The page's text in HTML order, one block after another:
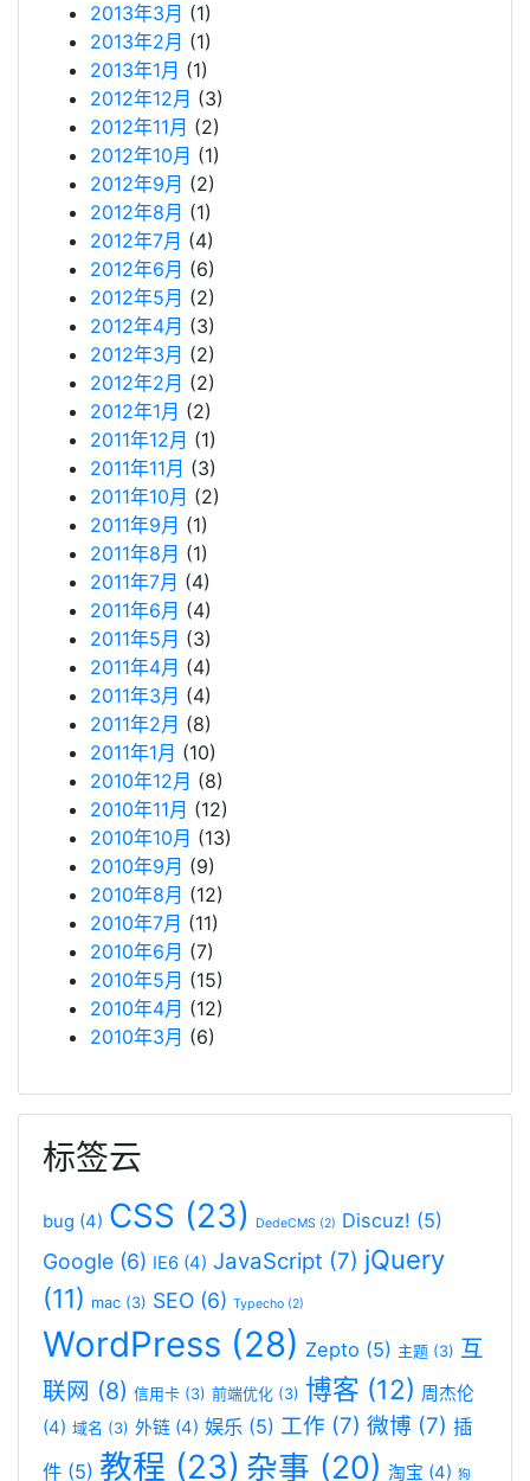
2013年3月 (1)
2013年2月 (1)
2013年1月 (1)
2012年12月 (3)
2012年11月 (2)
2012年10月 (1)
2012年9月 (2)
2012年8月 (1)
2012年7月 (4)
2012年6月 (6)
2012年5月 (2)
2012年4月 (3)
2012年3月 (2)
2012年2月 (2)
2012年1月 (2)
2011年12月 (1)
2011年11月 (3)
2011年10月 (2)
2011年9月 (1)
2011年8月 (1)
2011年7月 (4)
2011年6月 (4)
2011年5月 (3)
2011年4月 (4)
2011年3月 (4)
2011年2月 (8)
2011年1月 (10)
2010年12月 (8)
2010年11月 (12)
2010年10月 (13)
2010年9月 (9)
2010年8月 (12)
2010年7月 (11)
2010年6月 (7)
2010年5月 (15)
2010年4月 (12)
2010年3月 (6)
标签云
bug (4) CSS (23) DedeCMS (2) Discuz! (5)
Google (6) IE6 (4) JavaScript (7) jQuery
(11) mac (3) SEO (6) Typecho (2)
WordPress (28) Zepto (5) 主题 (3) 互
联网 (8) 信用卡 (3) 前端优化 (3) 博客 (12) 周杰伦
(4) 域名 (3) 外链 (4) 娱乐 (5) 工作 (7) 微博 (7) 插
件 (5) 教程 (23) 杂事 (20) 淘宝 (4) 狗